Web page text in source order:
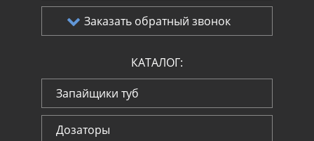
Заказать обратный звонок
КАТАЛОГ:
Запайщики туб
Дозаторы